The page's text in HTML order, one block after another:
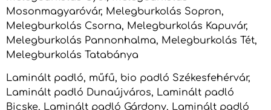
Mosonmagyaróvár, Melegburkolás Sopron,
Melegburkolás Csorna, Melegburkolás Kapuvár,
Melegburkolás Pannonhalma, Melegburkolás Tét,
Melegburkolás Tatabánya
Laminált padló, műfű, bio padló Székesfehérvár,
Laminált padló Dunaújváros, Laminált padló
Bicske, Laminált padló Gárdony, Laminált padló